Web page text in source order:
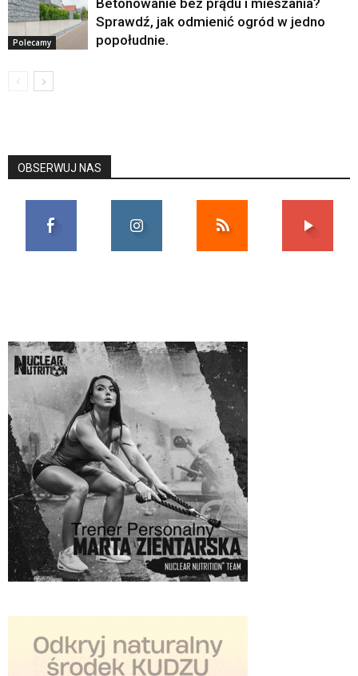
Polecamy
Sprawdź, jak odmienić ogród w jedno
popołudnie.
OBSERWUJ NAS